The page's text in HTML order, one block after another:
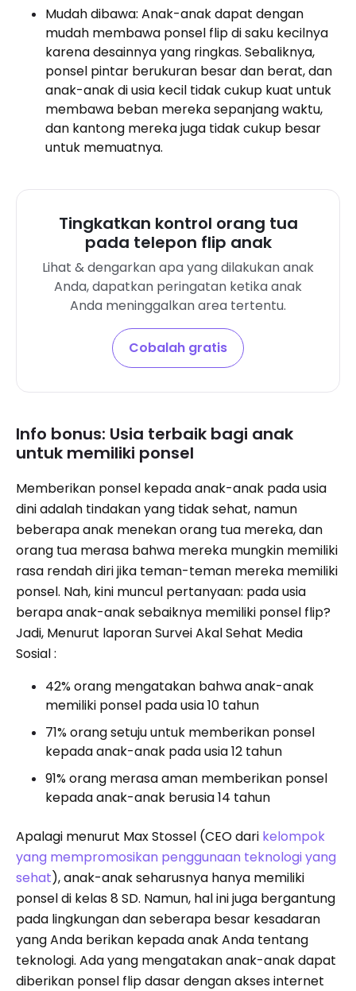
Mudah dibawa: Anak-anak dapat dengan
mudah membawa ponsel flip di saku kecilnya
karena desainnya yang ringkas. Sebaliknya,
ponsel pintar berukuran besar dan berat, dan
anak-anak di usia kecil tidak cukup kuat untuk
membawa beban mereka sepanjang waktu,
dan kantong mereka juga tidak cukup besar
untuk memuatnya.
Tingkatkan kontrol orang tua
pada telepon flip anak
Lihat & dengarkan apa yang dilakukan anak
Anda, dapatkan peringatan ketika anak
Anda meninggalkan area tertentu.
Cobalah gratis
Info bonus: Usia terbaik bagi anak
untuk memiliki ponsel
Memberikan ponsel kepada anak-anak pada usia
dini adalah tindakan yang tidak sehat, namun
beberapa anak menekan orang tua mereka, dan
orang tua merasa bahwa mereka mungkin memiliki
rasa rendah diri jika teman-teman mereka memiliki
ponsel. Nah, kini muncul pertanyaan: pada usia
berapa anak-anak sebaiknya memiliki ponsel flip?
Jadi, Menurut laporan Survei Akal Sehat Media
Sosial :
42% orang mengatakan bahwa anak-anak
memiliki ponsel pada usia 10 tahun
71% orang setuju untuk memberikan ponsel
kepada anak-anak pada usia 12 tahun
91% orang merasa aman memberikan ponsel
kepada anak-anak berusia 14 tahun
Apalagi menurut Max Stossel (CEO dari kelompok
yang mempromosikan penggunaan teknologi yang
sehat), anak-anak seharusnya hanya memiliki
ponsel di kelas 8 SD. Namun, hal ini juga bergantung
pada lingkungan dan seberapa besar kesadaran
yang Anda berikan kepada anak Anda tentang
teknologi. Ada yang mengatakan anak-anak dapat
diberikan ponsel flip dasar dengan akses internet